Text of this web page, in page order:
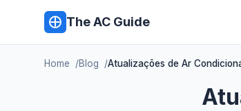
The AC Guide
Home Blog Atualizações de Ar